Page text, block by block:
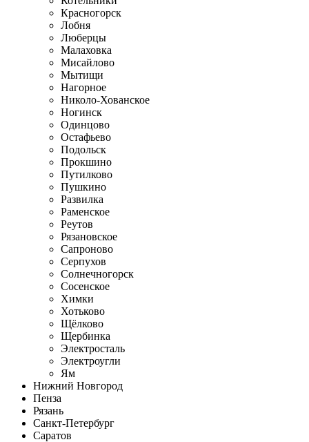
Красногорск
Лобня
Люберцы
Малаховка
Мисайлово
Мытищи
Нагорное
Николо-Хованское
Ногинск
Одинцово
Остафьево
Подольск
Прокшино
Путилково
Пушкино
Развилка
Раменское
Реутов
Рязановское
Сапроново
Серпухов
Солнечногорск
Сосенское
Химки
Хотьково
Щёлково
Щербинка
Электросталь
Электроугли
Ям
Нижний Новгород
Пенза
Рязань
Санкт-Петербург
Саратов